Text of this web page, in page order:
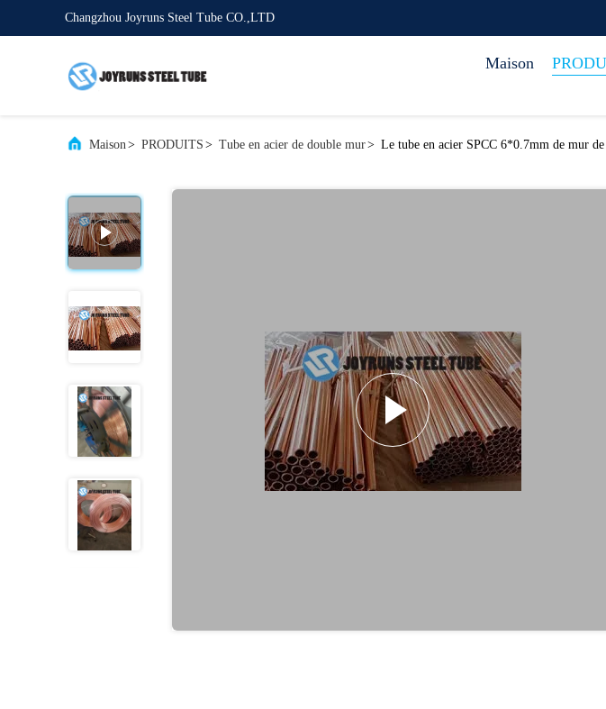
Changzhou Joyruns Steel Tube CO.,LTD
Maison
Maison> PRODUITS > Tube en acier de double mur> Le tube en acier SPCC 6*0.7mm de mur